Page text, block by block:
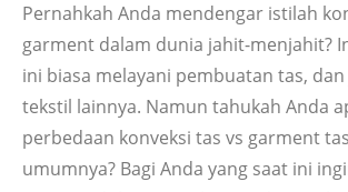
Pernahkah Anda mendengar istilah
garment dalam dunia jahit-menjahit?
ini biasa melayani pembuatan tas,
tekstil lainnya. Namun tahukah Anda
perbedaan konveksi tas vs garment
umumnya? Bagi Anda yang saat ini